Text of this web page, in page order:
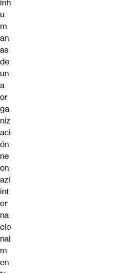
inh
u
m
an
as
de
un
a
or
ga
niz
aci
ón
ne
on
azi
int
er
na
cio
nal
m
en